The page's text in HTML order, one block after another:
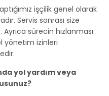
işçilik genel olarak
Servis sonrası size
sürecin hızlanması
yönetim izinleri
yol yardım veya